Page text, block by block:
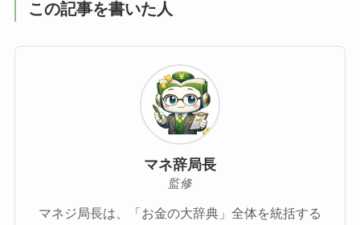
この記事を書いた人
マネ辞局長
監修
マネジ局長は、「お金の大辞典」全体を統括する